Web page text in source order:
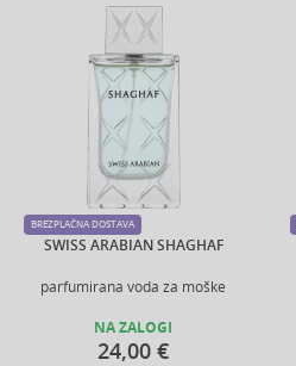
SWISS ARABIAN SHAGHAF
parfumirana voda za moške
BREZPLAČNA DOSTAVA
NA ZALOGI
24,00 €